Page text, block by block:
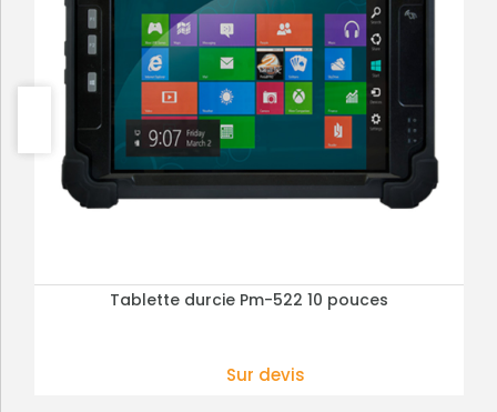
Tablette durcie Pm-522 10 pouces
Sur devis